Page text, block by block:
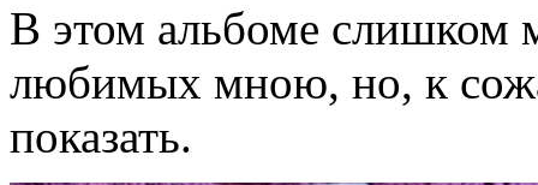
В этом альбоме слишком
любимых мною, но, к
показать.